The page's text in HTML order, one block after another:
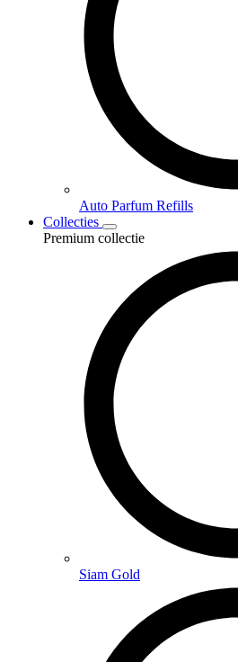
Auto Parfum Refills
Collecties
Premium collectie
Siam Gold